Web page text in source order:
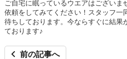
ご自宅に眠っているウエアはございま
依頼をしてみてください！スタッフ一
待ちしております。今ならすぐに結果
ております♪
前の記事へ